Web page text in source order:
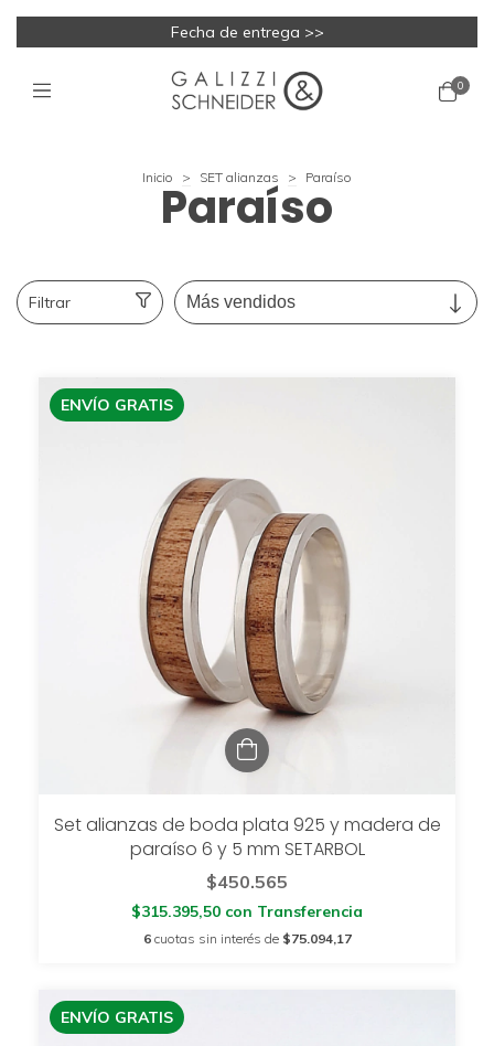
Fecha de entrega >>
0
Inicio > SET alianzas > Paraíso
Paraíso
Filtrar
ENVÍO GRATIS
Set alianzas de boda plata 925 y madera de
paraíso 6 y 5 mm SETARBOL
$450.565
$315.395,50 con Transferencia
6 cuotas sin interés de $75.094,17
ENVÍO GRATIS